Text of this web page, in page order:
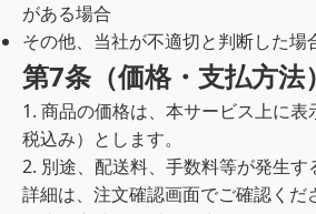
がある場合
その他、当社が不適切と判断した場
第7条（価格・支払方法）
1. 商品の価格は、本サービス上に
税込み）とします。
2. 別途、配送料、手数料等が発生す
詳細は、注文確認画面でご確認くだ